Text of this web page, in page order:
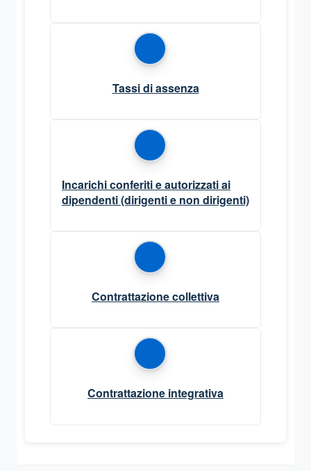
Tassi di assenza
Incarichi conferiti e autorizzati ai
dipendenti (dirigenti e non dirigenti)
Contrattazione collettiva
Contrattazione integrativa